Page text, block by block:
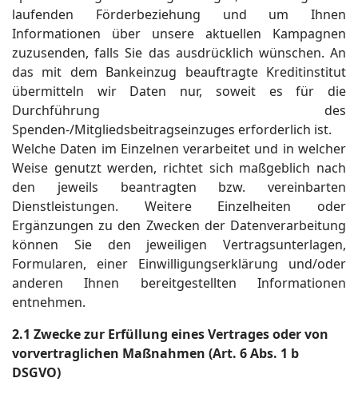
laufenden Förderbeziehung und um Ihnen
Informationen über unsere aktuellen Kampagnen
zuzusenden, falls Sie das ausdrücklich wünschen. An
das mit dem Bankeinzug beauftragte Kreditinstitut
übermitteln wir Daten nur, soweit es für die
Durchführung des
Spenden-/Mitgliedsbeitragseinzuges erforderlich ist.
Welche Daten im Einzelnen verarbeitet und in welcher
Weise genutzt werden, richtet sich maßgeblich nach
den jeweils beantragten bzw. vereinbarten
Dienstleistungen. Weitere Einzelheiten oder
Ergänzungen zu den Zwecken der Datenverarbeitung
können Sie den jeweiligen Vertragsunterlagen,
Formularen, einer Einwilligungserklärung und/oder
anderen Ihnen bereitgestellten Informationen
entnehmen.
2.1 Zwecke zur Erfüllung eines Vertrages oder von
vorvertraglichen Maßnahmen (Art. 6 Abs. 1 b
DSGVO)